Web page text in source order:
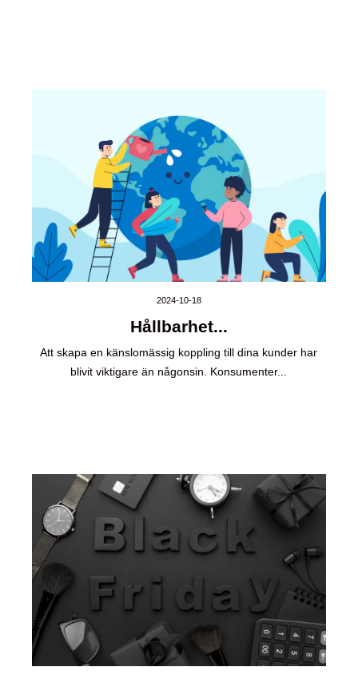
2024-10-18
Hållbarhet...
Att skapa en känslomässig koppling till dina kunder har
blivit viktigare än någonsin. Konsumenter...